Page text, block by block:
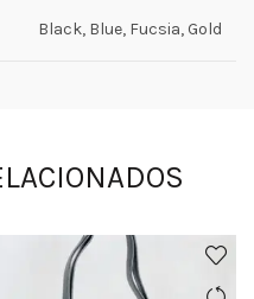
Black, Blue, Fucsia, Gold